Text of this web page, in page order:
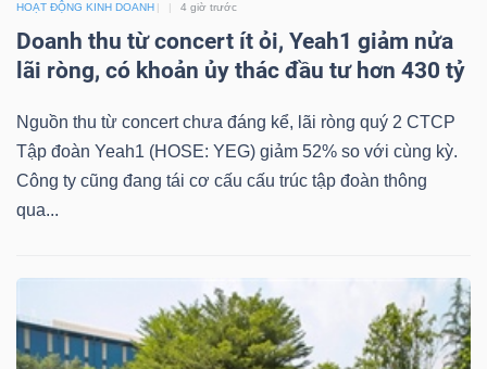
HOẠT ĐỘNG KINH DOANH 4 giờ trước
Doanh thu từ concert ít ỏi, Yeah1 giảm nửa
lãi ròng, có khoản ủy thác đầu tư hơn 430 tỷ
Nguồn thu từ concert chưa đáng kể, lãi ròng quý 2 CTCP
Tập đoàn Yeah1 (HOSE: YEG) giảm 52% so với cùng kỳ.
Công ty cũng đang tái cơ cấu cấu trúc tập đoàn thông
qua...
tác
giả
Báo
cáo
phân
(-)
Thuật